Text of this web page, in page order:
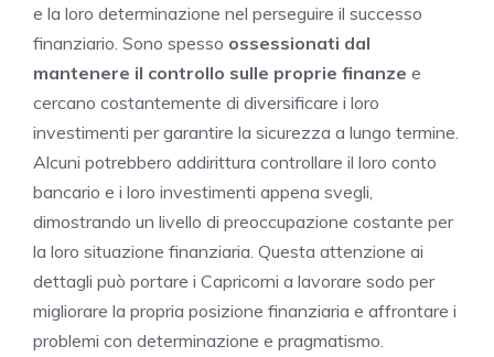
e la loro determinazione nel perseguire il successo
finanziario. Sono spesso ossessionati dal
mantenere il controllo sulle proprie finanze e
cercano costantemente di diversificare i loro
investimenti per garantire la sicurezza a lungo termine.
Alcuni potrebbero addirittura controllare il loro conto
bancario e i loro investimenti appena svegli,
dimostrando un livello di preoccupazione costante per
la loro situazione finanziaria. Questa attenzione ai
dettagli può portare i Capricorni a lavorare sodo per
migliorare la propria posizione finanziaria e affrontare i
problemi con determinazione e pragmatismo.